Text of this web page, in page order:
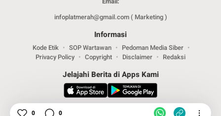
infoplatmerah@gmail.com ( Marketing )
Informasi
Kode Etik SOP Wartawan
Pedoman Media Siber
Privacy Policy
Copyright Disclaimer Redaksi
Jelajahi Berita di Apps Kami
0 0